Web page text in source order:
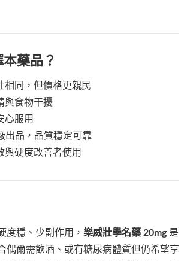
本藥品？
相同，但價格更親民
與食物干擾
心服用
出品，品質穩定可靠
與硬度改善者使用
度穩、少副作用， 樂威壯學名藥 20mg是
偶爾需飲酒、或有糖尿病體質但仍希望享